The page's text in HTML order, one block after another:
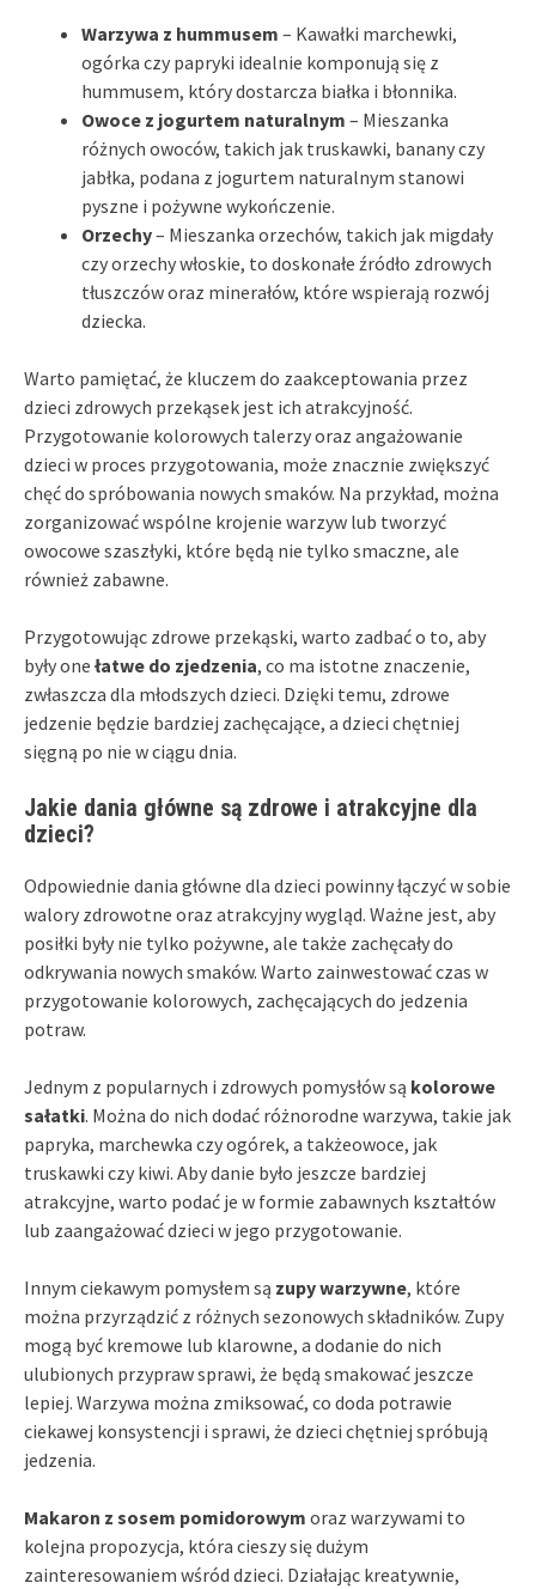
Warzywa z hummusem – Kawałki marchewki,
ogórka czy papryki idealnie komponują się z
hummusem, który dostarcza białka i błonnika.
Owoce z jogurtem naturalnym – Mieszanka
różnych owoców, takich jak truskawki, banany czy
jabłka, podana z jogurtem naturalnym stanowi
pyszne i pożywne wykończenie.
Orzechy– Mieszanka orzechów, takich jak migdały
czy orzechy włoskie, to doskonałe źródło zdrowych
tłuszczów oraz minerałów, które wspierają rozwój
dziecka.
Warto pamiętać, że kluczem do zaakceptowania przez
dzieci zdrowych przekąsek jest ich atrakcyjność.
Przygotowanie kolorowych talerzy oraz angażowanie
dzieci w proces przygotowania, może znacznie zwiększyć
chęć do spróbowania nowych smaków. Na przykład, można
zorganizować wspólne krojenie warzyw lub tworzyć
owocowe szaszłyki, które będą nie tylko smaczne, ale
również zabawne.
Przygotowując zdrowe przekąski, warto zadbać o to, aby
były one łatwe do zjedzenia, co ma istotne znaczenie,
zwłaszcza dla młodszych dzieci. Dzięki temu, zdrowe
jedzenie będzie bardziej zachęcające, a dzieci chętniej
sięgną po nie w ciągu dnia.
Jakie dania główne są zdrowe i atrakcyjne dla
dzieci?
Odpowiednie dania główne dla dzieci powinny łączyć w sobie
walory zdrowotne oraz atrakcyjny wygląd. Ważne jest, aby
posiłki były nie tylko pożywne, ale także zachęcały do
odkrywania nowych smaków. Warto zainwestować czas w
przygotowanie kolorowych, zachęcających do jedzenia
potraw.
Jednym z popularnych i zdrowych pomysłów są kolorowe
sałatki. Można do nich dodać różnorodne warzywa, takie jak
papryka, marchewka czy ogórek, a takżeowoce, jak
truskawki czy kiwi. Aby danie było jeszcze bardziej
atrakcyjne, warto podać je w formie zabawnych kształtów
lub zaangażować dzieci w jego przygotowanie.
Innym ciekawym pomysłem są zupy warzywne, które
można przyrządzić z różnych sezonowych składników. Zupy
mogą być kremowe lub klarowne, a dodanie do nich
ulubionych przypraw sprawi, że będą smakować jeszcze
lepiej. Warzywa można zmiksować, co doda potrawie
ciekawej konsystencji i sprawi, że dzieci chętniej spróbują
jedzenia.
Makaron z sosem pomidorowym oraz warzywami to
kolejna propozycja, która cieszy się dużym
zainteresowaniem wśród dzieci. Działając kreatywnie,